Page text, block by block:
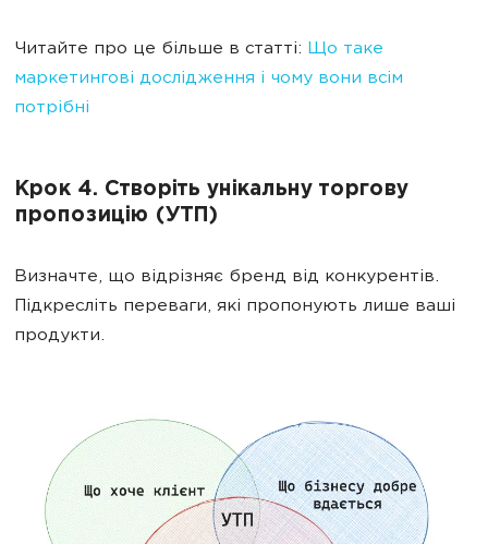
Читайте про це більше в статті: Що таке
маркетингові дослідження і чому вони всім
потрібні
Крок 4. Створіть унікальну торгову
пропозицію (УТП)
Визначте, що відрізняє бренд від конкурентів.
Підкресліть переваги, які пропонують лише ваші
продукти.